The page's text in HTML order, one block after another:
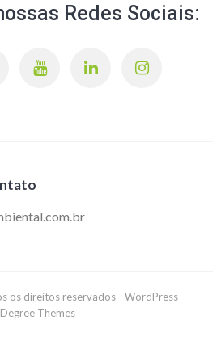
Redes Sociais:
os direitos reservados - WordPress
Themes